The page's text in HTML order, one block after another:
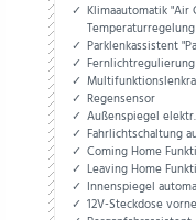
Klimaautomatik "Air
Temperaturregelung
Parklenkassistent
Regensensor
Außenspiegel
Fahrlichtschaltung
Coming Home
Leaving Home
Innenspiegel
12V-Steckdose vorne